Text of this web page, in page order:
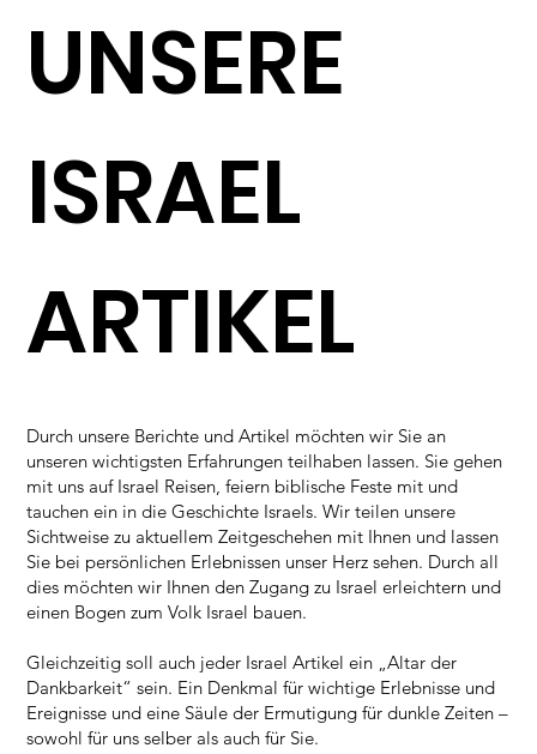
UNSERE
ISRAEL
ARTIKEL
Durch unsere Berichte und Artikel möchten wir Sie an
unseren wichtigsten Erfahrungen teilhaben lassen. Sie gehen
mit uns auf Israel Reisen, feiern biblische Feste mit und
tauchen ein in die Geschichte Israels. Wir teilen unsere
Sichtweise zu aktuellem Zeitgeschehen mit Ihnen und lassen
Sie bei persönlichen Erlebnissen unser Herz sehen. Durch all
dies möchten wir Ihnen den Zugang zu Israel erleichtern und
einen Bogen zum Volk Israel bauen.
Gleichzeitig soll auch jeder Israel Artikel ein „Altar der
Dankbarkeit“ sein. Ein Denkmal für wichtige Erlebnisse und
Ereignisse und eine Säule der Ermutigung für dunkle Zeiten –
sowohl für uns selber als auch für Sie.